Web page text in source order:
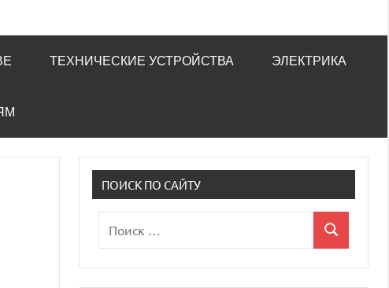
ТЕХНИЧЕСКИЕ УСТРОЙСТВА ЭЛЕКТРИКА
ПОИСК ПО САЙТУ
для:
Поиск